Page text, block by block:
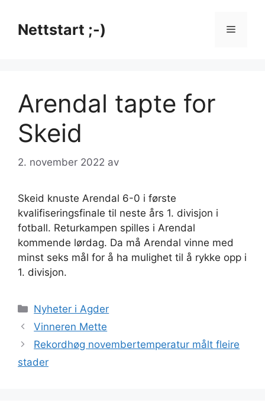
innholdNettstart ;-) Meny
Arendal tapte for
Skeid
2. november 2022 av
Skeid knuste Arendal 6-0 i første
kvalifiseringsfinale til neste års 1. divisjon i
fotball. Returkampen spilles i Arendal
kommende lørdag. Da må Arendal vinne med
minst seks mål for å ha mulighet til å rykke opp i
1. divisjon.
Kategorier
Nyheter i Agder
Vinneren Mette
Rekordhøg novembertemperatur målt fleire
stader